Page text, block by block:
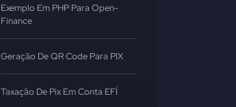
Exemplo Em PHP Para Open-
Finance
Geração De QR Code Para PIX
Taxação De Pix Em Conta EFÍ